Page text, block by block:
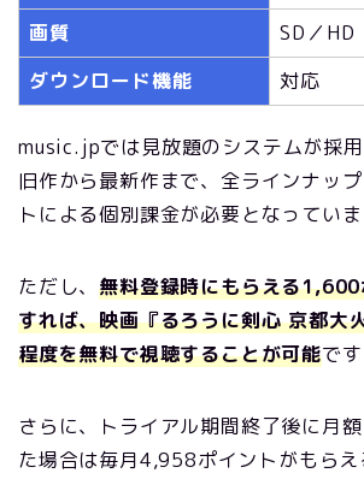
画質
SD／HD
ダウンロード機能
対応
music.jpでは見放題のシステムが採用
旧作から最新作まで、全ラインナッ
トによる個別課金が必要となっていま
ただし、無料登録時にもらえる
すれば、映画『るろうに剣心 京都大
程度を無料で視聴することが可能です
さらに、トライアル期間終了後に月
た場合は毎月4,958ポイントがもら